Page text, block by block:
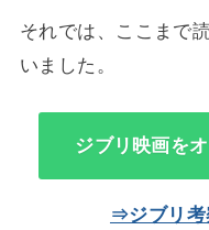
それでは、ここまで
いました。
ジブリ映画を
⇒ジブリ考